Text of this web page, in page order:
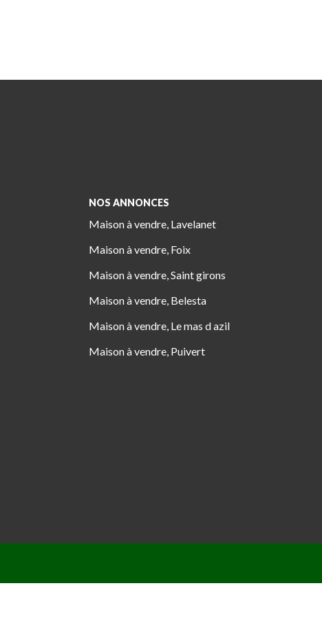
NOS ANNONCES
Maison à vendre, Lavelanet
Maison à vendre, Foix
Maison à vendre, Saint girons
Maison à vendre, Belesta
Maison à vendre, Le mas d azil
Maison à vendre, Puivert